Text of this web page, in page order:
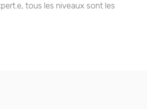
tous les niveaux sont les